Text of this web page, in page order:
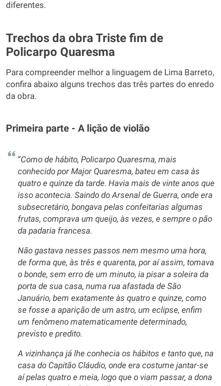
diferentes.
Trechos da obra Triste fim de
Policarpo Quaresma
Para compreender melhor a linguagem de Lima Barreto,
confira abaixo alguns trechos das três partes do enredo
da obra.
Primeira parte - A lição de violão
“Como de hábito, Policarpo Quaresma, mais
conhecido por Major Quaresma, bateu em casa às
quatro e quinze da tarde. Havia mais de vinte anos que
isso acontecia. Saindo do Arsenal de Guerra, onde era
subsecretário, bongava pelas confeitarias algumas
frutas, comprava um queijo, às vezes, e sempre o pão
da padaria francesa.
Não gastava nesses passos nem mesmo uma hora,
de forma que, às três e quarenta, por aí assim, tomava
o bonde, sem erro de um minuto, ia pisar a soleira da
porta de sua casa, numa rua afastada de São
Januário, bem exatamente às quatro e quinze, como
se fosse a aparição de um astro, um eclipse, enfim
um fenômeno matematicamente determinado,
previsto e predito.
A vizinhança já lhe conhecia os hábitos e tanto que, na
casa do Capitão Cláudio, onde era costume jantar-se
aí pelas quatro e meia, logo que o viam passar, a dona